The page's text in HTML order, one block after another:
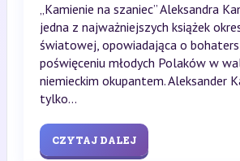
„Kamienie na szaniec” Aleksandra
jedna z najważniejszych książek
światowej, opowiadająca o
poświęceniu młodych Polaków w
niemieckim okupantem. Aleksander
tylko...
CZYTAJ DALEJ